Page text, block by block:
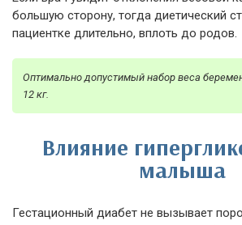
большую сторону, тогда диетический
пациентке длительно, вплоть до родов.
Оптимально допустимый набор веса
12 кг.
Влияние
малыша
Гестационный диабет не вызывает